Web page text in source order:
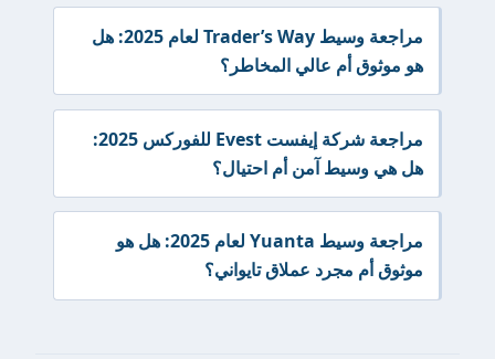
مراجعة وسيط Trader’s Way لعام 2025: هل
هو موثوق أم عالي المخاطر؟
مراجعة شركة إيفست Evest للفوركس 2025:
هل هي وسيط آمن أم احتيال؟
مراجعة وسيط Yuanta لعام 2025: هل هو
موثوق أم مجرد عملاق تايواني؟